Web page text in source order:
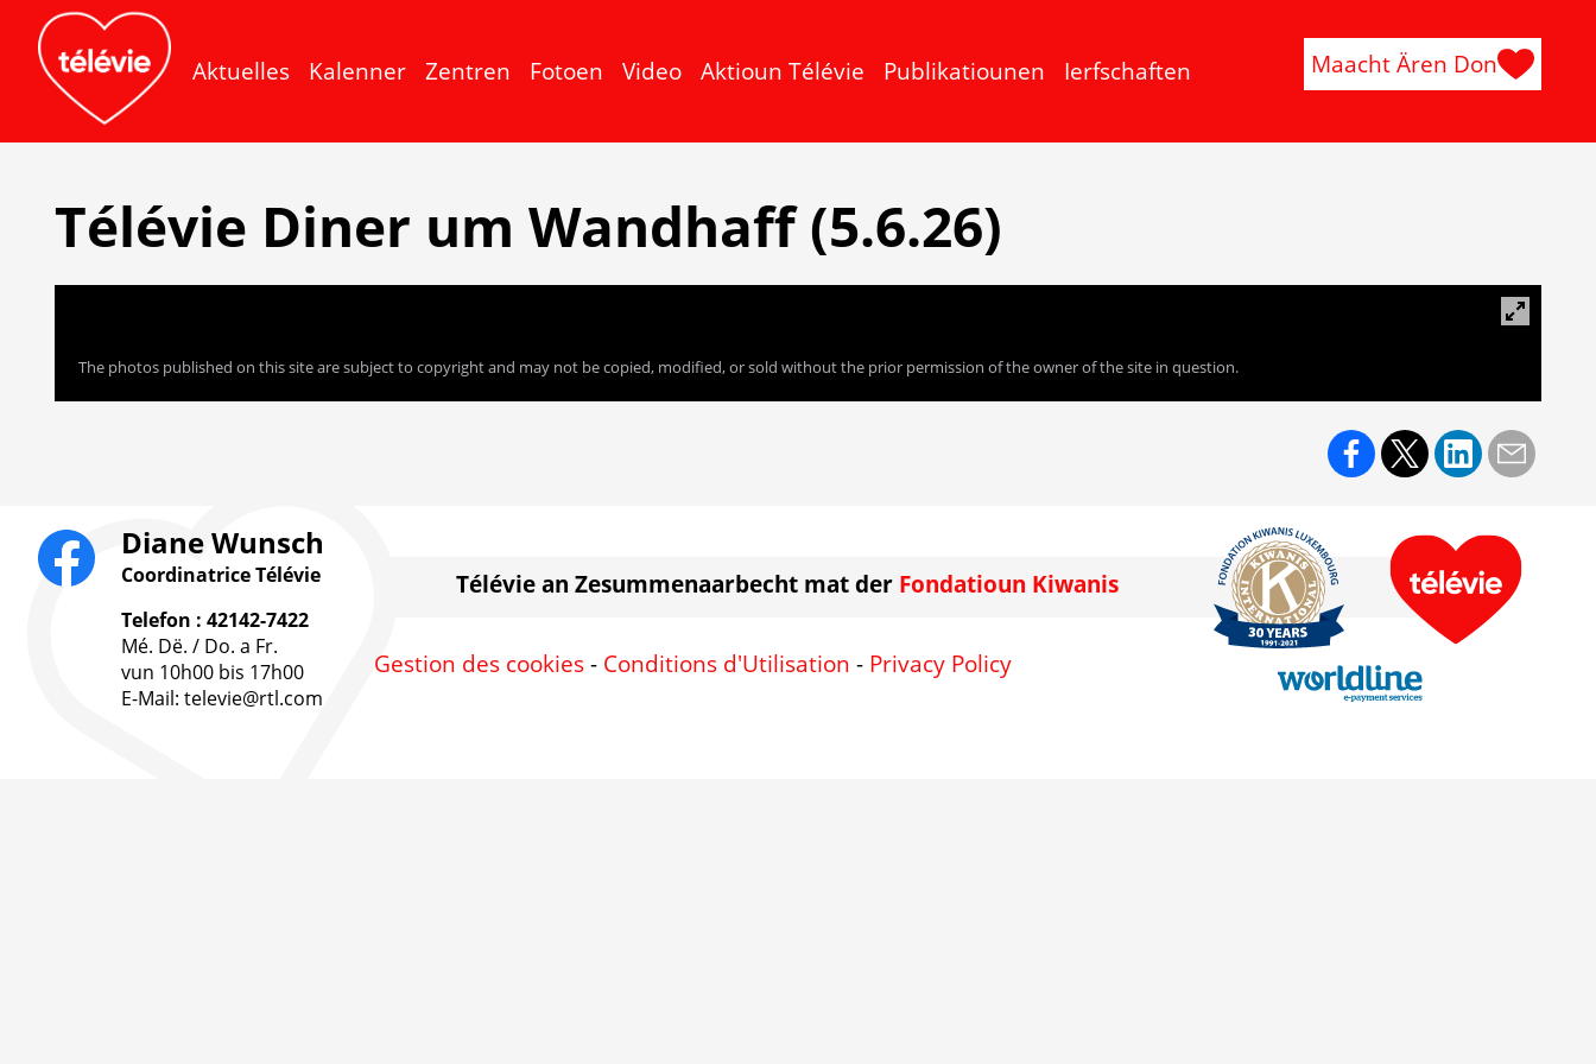
Aktuelles Kalenner Zentren Fotoen Video Aktioun Télévie Publikatiounen Ierfschaften Maacht Ären Don
Télévie Diner um Wandhaff (5.6.26)
The photos published on this site are subject to copyright and may not be copied, modified, or sold without the prior permission of the owner of the site in question.
Diane Wunsch
Coordinatrice Télévie
Telefon : 42142-7422
Mé. Dë. / Do. a Fr.
vun 10h00 bis 17h00
E-Mail: televie@rtl.com
Télévie an Zesummenaarbecht mat der Fondatioun Kiwanis
Gestion des cookies- Conditions d'Utilisation - Privacy Policy